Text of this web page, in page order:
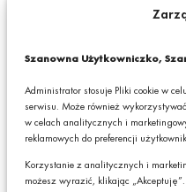
Szanowna Użytkowniczko,
Administrator stosuje Pliki cookie w
serwisu. Może również
w celach analitycznych i
reklamowych do preferencji
Korzystanie z analitycznych i
możesz wyrazić, klikając „Akceptuję”.
adres e-mail newslettera z
produktach lub usługach
* Pola obowiązkowe
Podając swój adres e-mail wyrażasz
produktach lub usługach GRANIT
S.A. Twoich danych osobowych w